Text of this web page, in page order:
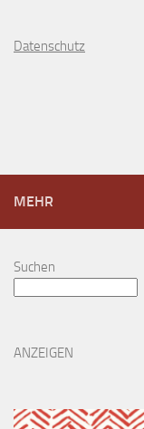
Datenschutz
MEHR
Suchen
ANZEIGEN